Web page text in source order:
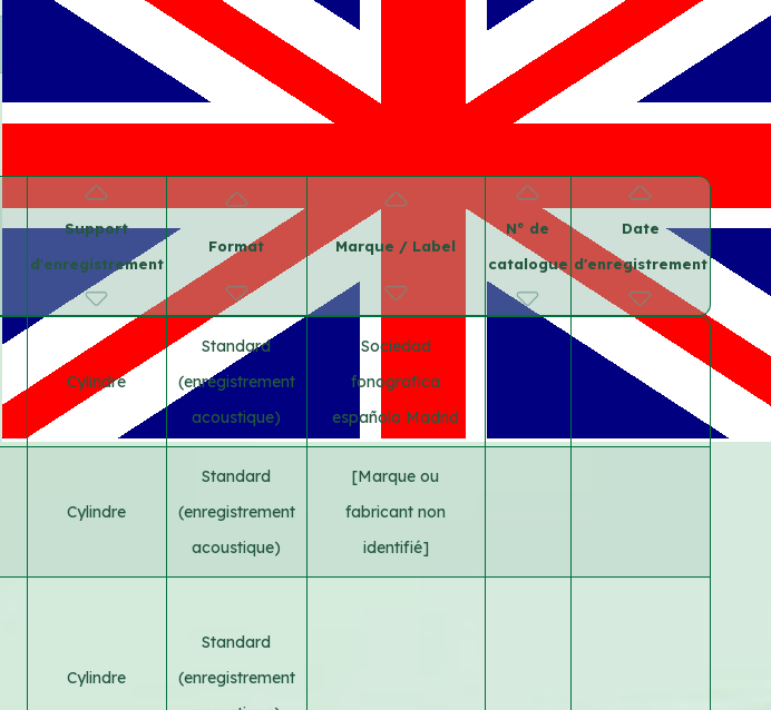
Support
d'enregistrement
Format Marque / Label
N° de
catalogue
Date
d'enregistrement
Cylindre
Standard
(enregistrement
acoustique)
Sociedad
fonografica
española Madrid
Cylindre
Standard
(enregistrement
acoustique)
[Marque ou
fabricant non
identifié]
Cylindre
Standard
(enregistrement